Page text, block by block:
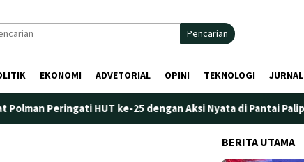
Pencarian
EKONOMI ADVETORIAL OPINI TEKNOLOGI
HUT ke-25 dengan Aksi Nyata di Pantai Palippis:
BERITA UTAMA